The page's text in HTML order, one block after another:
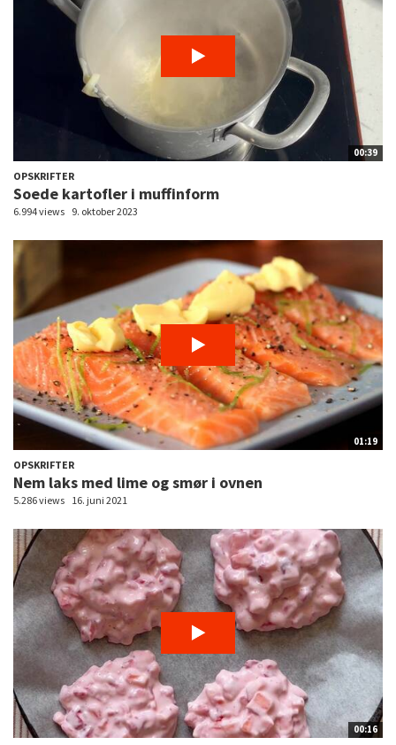
00:39
OPSKRIFTER
Soede kartofler i muffinform
6.994 views 9. oktober 2023
01:19
OPSKRIFTER
Nem laks med lime og smør i ovnen
5.286 views 16. juni 2021
00:16